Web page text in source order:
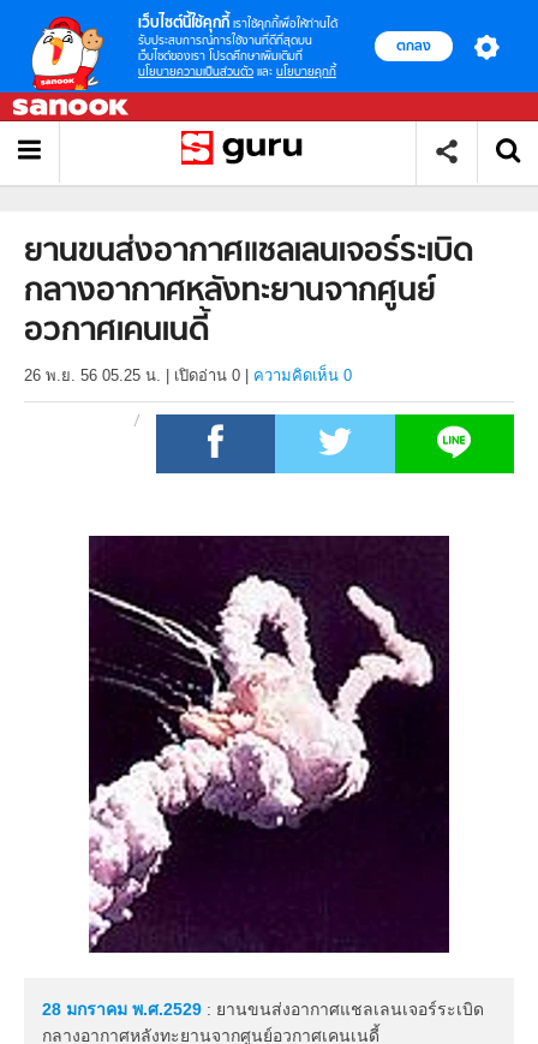
เว็บไซต์นี้ใช้คุกกี้ เราใช้คุกกี้เพื่อให้ท่านได้
รับประสบการณ์การใช้งานที่ดีที่สุดบน
เว็บไซต์ของเรา โปรดศึกษาเพิ่มเติมที่
นโยบายความเป็นส่วนตัว และ นโยบายคุกกี้
ตกลง
ยานขนส่งอากาศแชลเลนเจอร์ระเบิด
กลางอากาศหลังทะยานจากศูนย์
อวกาศเคนเนดี้
26 พ.ย. 56 05.25 น. เปิดอ่าน 0 ความคิดเห็น 0
28 มกราคม พ.ศ.2529 : ยานขนส่งอากาศแชลเลนเจอร์ระเบิด
กลางอากาศหลังทะยานจากศูนย์อวกาศเคนเนดี้